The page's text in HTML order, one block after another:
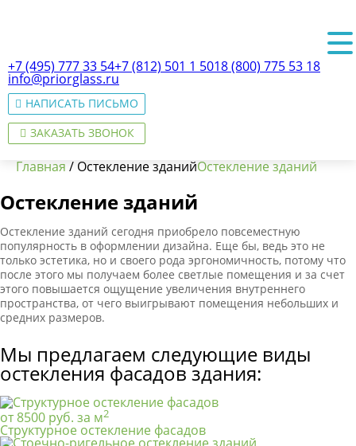
+7 (495) 777 33 54+7 (812) 501 1 5018 (800) 775 53 18
info@priorglass.ru
НАПИСАТЬ ПИСЬМО
ЗАКАЗАТЬ ЗВОНОК
О нас
Главная / Остекление зданийОстекление зданий
Остекление зданий
Остекление зданий сегодня приобрело повсеместную
популярность в оформлении дизайна. Еще бы, ведь это не
только эстетика, но и своего рода эргономичность, потому что
после этого мы получаем более светлые помещения и за счет
этого повышается ощущение увеличения внутреннего
пространства, от чего выигрывают помещения небольших и
средних размеров.
Мы предлагаем следующие виды
остекления фасадов здания:
от 8500 руб. за м2
Структурное остекление фасадов